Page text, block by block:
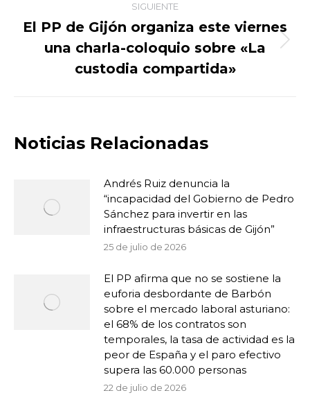
SIGUIENTE
Publicación
siguiente:
El PP de Gijón organiza este viernes
una charla-coloquio sobre «La
custodia compartida»
Noticias Relacionadas
Andrés Ruiz denuncia la
“incapacidad del Gobierno de Pedro
Sánchez para invertir en las
infraestructuras básicas de Gijón”
25 de julio de 2026
El PP afirma que no se sostiene la
euforia desbordante de Barbón
sobre el mercado laboral asturiano:
el 68% de los contratos son
temporales, la tasa de actividad es la
peor de España y el paro efectivo
supera las 60.000 personas
22 de julio de 2026